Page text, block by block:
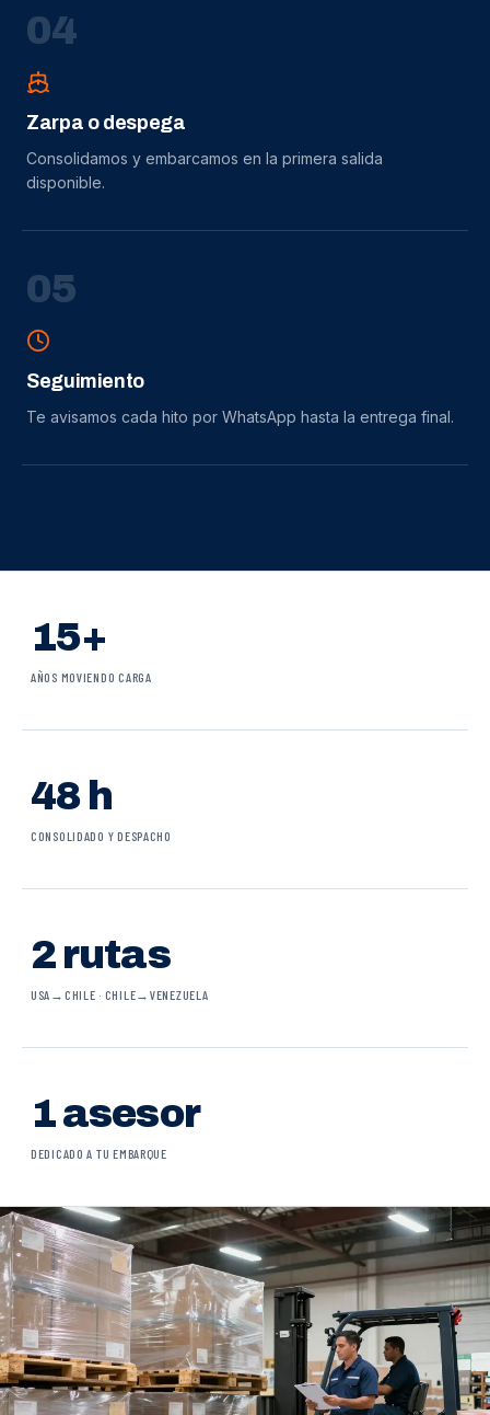
04
Zarpa o despega
Consolidamos y embarcamos en la primera salida
disponible.
05
Seguimiento
Te avisamos cada hito por WhatsApp hasta la entrega final.
15+
AÑOS MOVIENDO CARGA
48 h
CONSOLIDADO Y DESPACHO
2 rutas
USA→CHILE · CHILE→VENEZUELA
1 asesor
DEDICADO A TU EMBARQUE